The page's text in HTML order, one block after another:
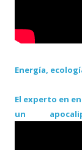
Energía,
El experto en
un